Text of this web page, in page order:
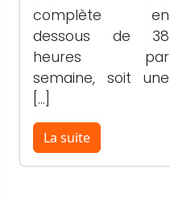
complète en
dessous de 38
heures par
semaine, soit une
[…]
La suite